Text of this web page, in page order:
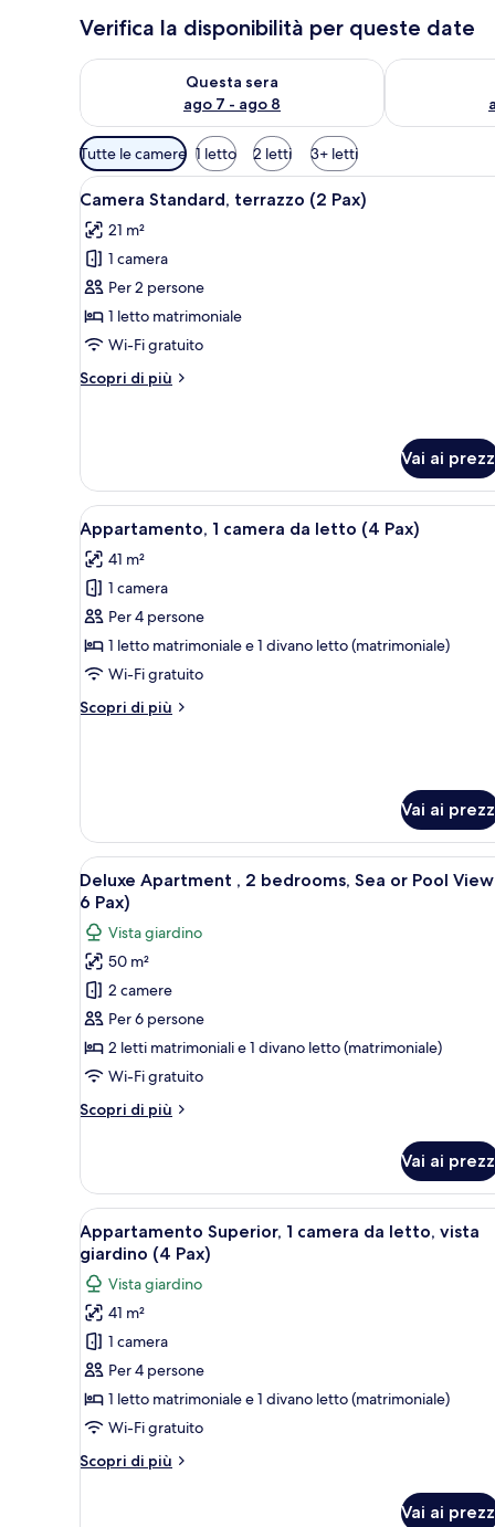
Verifica la disponibilità per queste date
Questa sera
ago 7 - ago 8
Verifica la disponibilità per questa sera, ago 7 - ago 8
Verifica la
Filtri
disponibili
per
le
camere
Tutte le camere 1 letto 2 letti 3+ letti
Apri
tutte
le
foto
per
Camera
Standard,
(2
Una camera d'albergo con
6
Camera Standard, terrazzo (2 Pax)
21 m²
1 camera
Per 2 persone
1 letto matrimoniale
Wi-Fi gratuito
Scopri di più
Altri
terrazzo
(2
Pax)
Vai ai
Apri
tutte
le
foto
per
Appartamento,
1
da
Un letto rifatto con lenzuola
7
Appartamento, 1 camera da letto (4 Pax)
41 m²
1 camera
Per 4 persone
1 letto matrimoniale e 1 divano letto (matrimoniale)
Wi-Fi gratuito
Scopri di più
Altri
da
letto
(4
Pax)
Vai ai
Apri
tutte
le
foto
per
Deluxe
Apartment
2
Sea
View
(
6
Pax)
Un letto rifatto con cura, con
11
Deluxe Apartment , 2 bedrooms, Sea or Pool
6 Pax)
Vista giardino
50 m²
2 camere
Per 6 persone
2 letti matrimoniali e 1 divano letto (matrimoniale)
Wi-Fi gratuito
Scopri di più
Altri
Apartment
2
bedrooms,
Sea
or
Pool
View
6
Vai ai
Apri
tutte
le
foto
per
Appartamento
Superior,
1
camera
letto,
Una camera d'albergo con
6
Appartamento Superior, 1 camera da letto, vista
giardino (4 Pax)
Vista giardino
41 m²
1 camera
Per 4 persone
1 letto matrimoniale e 1 divano letto (matrimoniale)
Wi-Fi gratuito
Scopri di più
Altri
Vai ai